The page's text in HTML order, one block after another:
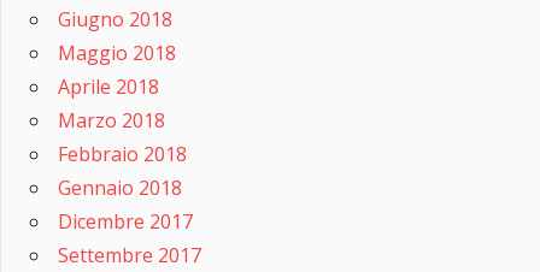
Giugno 2018
Maggio 2018
Aprile 2018
Marzo 2018
Febbraio 2018
Gennaio 2018
Dicembre 2017
Settembre 2017